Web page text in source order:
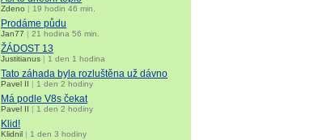
Zdeno | 19 hodin 46 min.
Prodáme půdu
Jan77 |21 hodina 56 min.
ŽÁDOST 13
Justitianus | 1 den 1 hodina
Tato záhada byla rozluštěna už dávno
Pavel II | 1 den 2 hodiny
Má podle V8s čekat
Pavel II 1 den 2 hodiny
Klid!
Klidnil 1 den 3 hodiny